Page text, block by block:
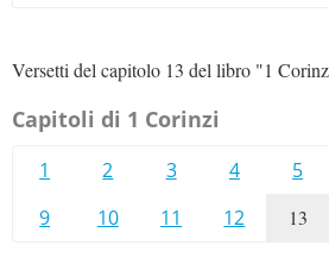
Versetti del capitolo 13 del libro "1
Capitoli di 1 Corinzi
1 2 3 4 5
9
10 11 12 13